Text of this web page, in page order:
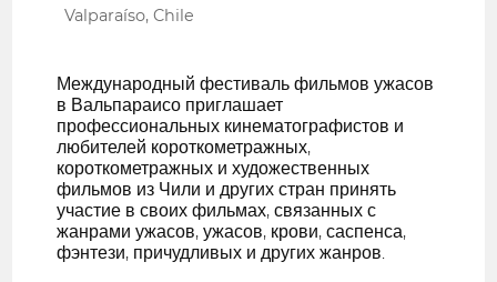
Valparaíso, Chile
Международный фестиваль фильмов ужасов
в Вальпараисо приглашает
профессиональных кинематографистов и
любителей короткометражных,
короткометражных и художественных
фильмов из Чили и других стран принять
участие в своих фильмах, связанных с
жанрами ужасов, ужасов, крови, саспенса,
фэнтези, причудливых и других жанров.